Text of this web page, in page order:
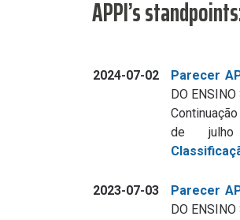
APPI’s
2024-07-02 Parecer
DO
de
2023-07-03 Parecer
DO